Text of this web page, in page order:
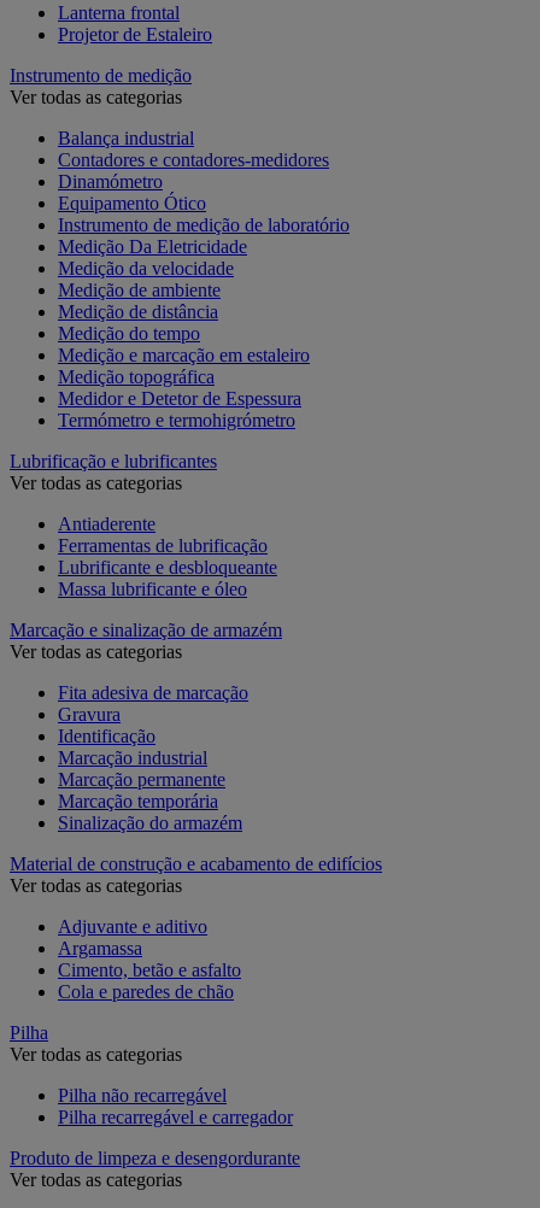
Lanterna frontal
Projetor de Estaleiro
Instrumento de medição
Ver todas as categorias
Balança industrial
Contadores e contadores-medidores
Dinamómetro
Equipamento Ótico
Instrumento de medição de laboratório
Medição Da Eletricidade
Medição da velocidade
Medição de ambiente
Medição de distância
Medição do tempo
Medição e marcação em estaleiro
Medição topográfica
Medidor e Detetor de Espessura
Termómetro e termohigrómetro
Lubrificação e lubrificantes
Ver todas as categorias
Antiaderente
Ferramentas de lubrificação
Lubrificante e desbloqueante
Massa lubrificante e óleo
Marcação e sinalização de armazém
Ver todas as categorias
Fita adesiva de marcação
Gravura
Identificação
Marcação industrial
Marcação permanente
Marcação temporária
Sinalização do armazém
Material de construção e acabamento de edifícios
Ver todas as categorias
Adjuvante e aditivo
Argamassa
Cimento, betão e asfalto
Cola e paredes de chão
Pilha
Ver todas as categorias
Pilha não recarregável
Pilha recarregável e carregador
Produto de limpeza e desengordurante
Ver todas as categorias